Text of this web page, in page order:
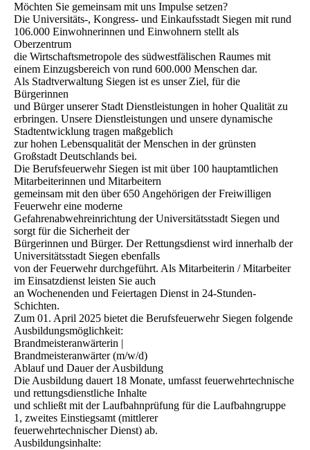
Möchten Sie gemeinsam mit uns Impulse setzen?
Die Universitäts-, Kongress- und Einkaufsstadt Siegen mit rund
106.000 Einwohnerinnen und Einwohnern stellt als
Oberzentrum
die Wirtschaftsmetropole des südwestfälischen Raumes mit
einem Einzugsbereich von rund 600.000 Menschen dar.
Als Stadtverwaltung Siegen ist es unser Ziel, für die
Bürgerinnen
und Bürger unserer Stadt Dienstleistungen in hoher Qualität zu
erbringen. Unsere Dienstleistungen und unsere dynamische
Stadtentwicklung tragen maßgeblich
zur hohen Lebensqualität der Menschen in der grünsten
Großstadt Deutschlands bei.
Die Berufsfeuerwehr Siegen ist mit über 100 hauptamtlichen
Mitarbeiterinnen und Mitarbeitern
gemeinsam mit den über 650 Angehörigen der Freiwilligen
Feuerwehr eine moderne
Gefahrenabwehreinrichtung der Universitätsstadt Siegen und
sorgt für die Sicherheit der
Bürgerinnen und Bürger. Der Rettungsdienst wird innerhalb der
Universitätsstadt Siegen ebenfalls
von der Feuerwehr durchgeführt. Als Mitarbeiterin / Mitarbeiter
im Einsatzdienst leisten Sie auch
an Wochenenden und Feiertagen Dienst in 24-Stunden-
Schichten.
Zum 01. April 2025 bietet die Berufsfeuerwehr Siegen folgende
Ausbildungsmöglichkeit:
Brandmeisteranwärterin |
Brandmeisteranwärter (m/w/d)
Ablauf und Dauer der Ausbildung
Die Ausbildung dauert 18 Monate, umfasst feuerwehrtechnische
und rettungsdienstliche Inhalte
und schließt mit der Laufbahnprüfung für die Laufbahngruppe
1, zweites Einstiegsamt (mittlerer
feuerwehrtechnischer Dienst) ab.
Ausbildungsinhalte: